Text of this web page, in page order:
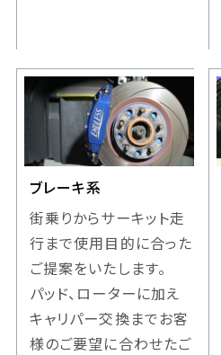
ブレーキ系
街乗りからサーキット走
行まで使用目的に合った
ご提案をいたします。
パッド、ローターに加え
キャリパー交換までお客
様のご要望に合わせたご